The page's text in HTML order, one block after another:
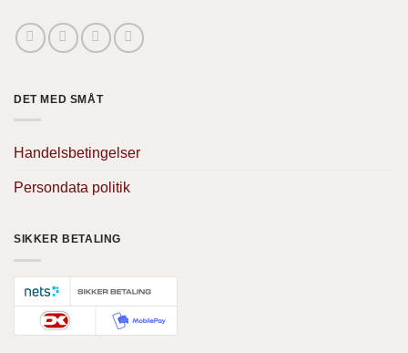
DET MED SMÅT
Handelsbetingelser
Persondata politik
SIKKER BETALING